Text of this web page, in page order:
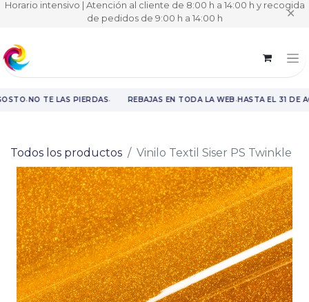
Horario intensivo | Atención al cliente de 8:00 h a 14:00 h y recogida
de pedidos de 9:00 h a 14:00 h ✕
·NO TE LAS PIERDAS· REBAJAS EN TODA LA WEB·HASTA EL 31 DE
Todos los productos Vinilo Textil Siser PS Twinkle